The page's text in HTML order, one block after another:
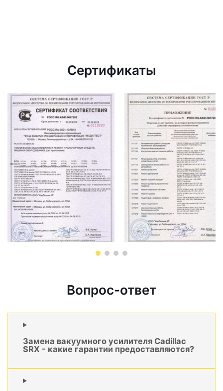
Сертификаты
Вопрос-ответ
Замена вакуумного усилителя Cadillac
SRX - какие гарантии предоставляются?